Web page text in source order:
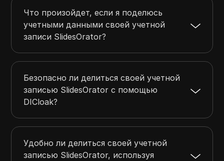
Что произойдет, если я поделюсь
учетными данными своей учетной
записи SlidesOrator?
Безопасно ли делиться своей учетной
записью SlidesOrator с помощью
DICloak?
Удобно ли делиться своей учетной
записью SlidesOrator, используя